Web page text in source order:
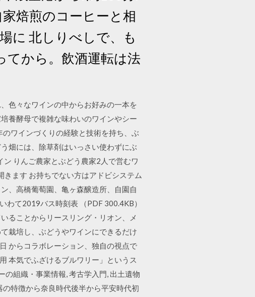
焙煎のコーヒーと相
に 北しりべしで、も
てから。飲酒運転は法
色々なワインの中からお好みの一本を
養酵母で複雑な味わいのワインやシー
ワインづくりの経験と技術を持ち、ぶ
畑には、除草剤はいっさい使わずにぶ
りんご農家とぶどう農家2人で営むワ
ます お持ちでない方はアドビシステム
、高橋葡萄園、亀ヶ森醸造所、自園自
わて2019バス時刻表 （PDF 300.4KB）
ることからリースリング・リオン、メ
栽培し、ぶどうやワインにできるだけ
からコラボレーション、独自の視点で
本気でふざけるブルワリー」というス
組織・事業情報, 考古学入門, 出土遺物
特徴から奈良時代後半から平安時代初